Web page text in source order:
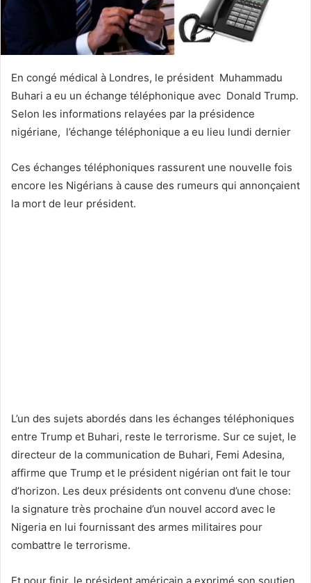
En congé médical à Londres, le président Muhammadu
Buhari a eu un échange téléphonique avec Donald Trump.
Selon les informations relayées par la présidence
nigériane, l’échange téléphonique a eu lieu lundi dernier
Ces échanges téléphoniques rassurent une nouvelle fois
encore les Nigérians à cause des rumeurs qui annonçaient
la mort de leur président.
L’un des sujets abordés dans les échanges téléphoniques
entre Trump et Buhari, reste le terrorisme. Sur ce sujet, le
directeur de la communication de Buhari, Femi Adesina,
affirme que Trump et le président nigérian ont fait le tour
d’horizon. Les deux présidents ont convenu d’une chose:
la signature très prochaine d’un nouvel accord avec le
Nigeria en lui fournissant des armes militaires pour
combattre le terrorisme.